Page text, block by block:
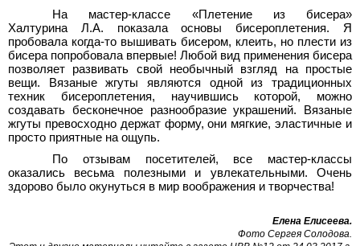
На мастер-классе «Плетение из бисера»
Халтурина Л.А. показала основы бисероплетения. Я
пробовала когда-то вышивать бисером, клеить, но плести из
бисера попробовала впервые! Любой вид применения бисера
позволяет развивать свой необычный взгляд на простые
вещи. Вязаные жгуты являются одной из традиционных
техник бисероплетения, научившись которой, можно
создавать бесконечное разнообразие украшений. Вязаные
жгуты превосходно держат форму, они мягкие, эластичные и
просто приятные на ощупь.
По отзывам посетителей, все мастер-классы
оказались весьма полезными и увлекательными. Очень
здорово было окунуться в мир воображения и творчества!
Елена Елисеева.
Фото Сергея Солодова